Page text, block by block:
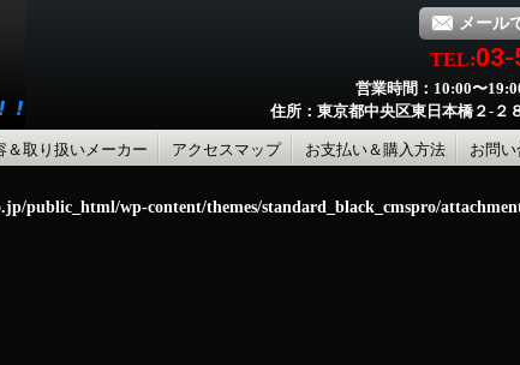
メール
TEL:03-
営業時間：10:00〜
住所：東京都中央区東日本橋２-
＆取り扱いメーカー アクセスマップ お支払い＆購入方法 お問
public_html/wp-content/themes/standard_black_cmspro/